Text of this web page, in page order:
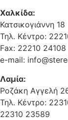
Χαλκίδα:
Κατσικογιάννη 18
Τηλ. Κέντρο:
Fax: 22210 24108
e-mail:
Λαμία:
Ροζάκη Αγγελή
Τηλ. Κέντρο:
22310 23589